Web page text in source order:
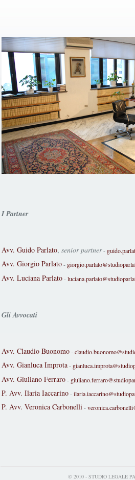
I Partner
Avv. Guido Parlato, senior partner-
Avv. Giorgio Parlato-
Avv. Luciana Parlato-
Gli Avvocati
Avv. Claudio Buonomo-
Avv. Gianluca Improta-
Avv. Giuliano Ferraro-
P. Avv. Ilaria Iaccarino-
P. Avv. Veronica Carbonelli-
© 2010 - STUDIO LEGALE